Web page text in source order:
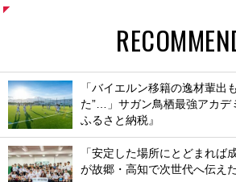
「バイエルン移籍の逸材輩出
た”…」サガン鳥栖最強アカデ
ふるさと納税』
「安定した場所にとどまれば
が故郷・高知で次世代へ伝え